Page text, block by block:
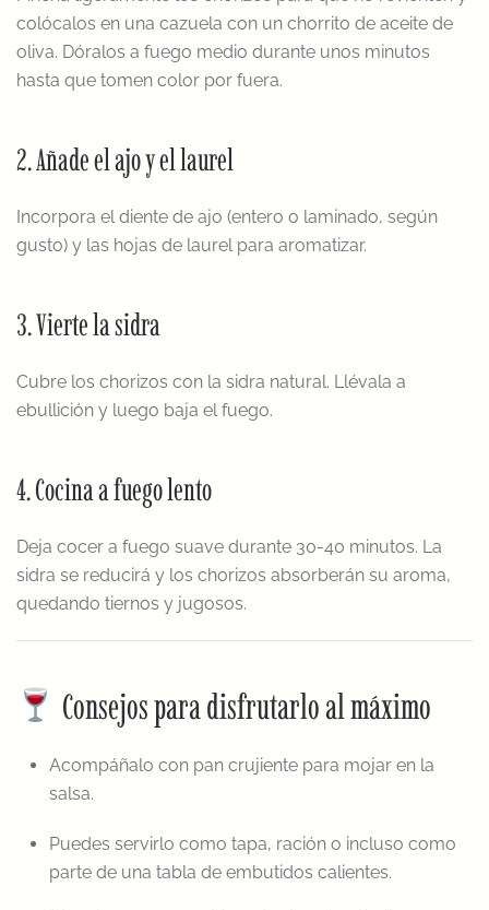
colócalos en una cazuela con un chorrito de aceite de
oliva. Dóralos a fuego medio durante unos minutos
hasta que tomen color por fuera.
2. Añade el ajo y el laurel
Incorpora el diente de ajo (entero o laminado, según
gusto) y las hojas de laurel para aromatizar.
3. Vierte la sidra
Cubre los chorizos con la sidra natural. Llévala a
ebullición y luego baja el fuego.
4. Cocina a fuego lento
Deja cocer a fuego suave durante 30-40 minutos. La
sidra se reducirá y los chorizos absorberán su aroma,
quedando tiernos y jugosos.
Consejos para disfrutarlo al máximo
Acompáñalo con pan crujiente para mojar en la
salsa.
Puedes servirlo como tapa, ración o incluso como
parte de una tabla de embutidos calientes.